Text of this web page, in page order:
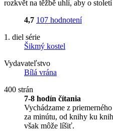
rozkvět na těžbě uhlí, aby o
4,7 107 hodnotení
1. diel série
Šikmý kostel
Vydavateľstvo
Bílá vrána
400 strán
7-8 hodín čítania
Vychádzame z
za minútu, od knihy ku
však môže líšiť.